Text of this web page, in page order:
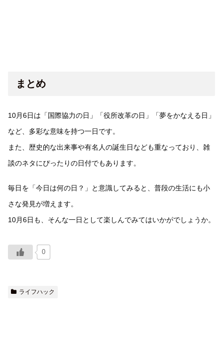
まとめ
10月6日は「国際協力の日」「役所改革の日」「夢をかなえる日」
など、多彩な意味を持つ一日です。
また、歴史的な出来事や有名人の誕生日なども重なっており、雑
談のネタにぴったりの日付でもあります。
毎日を「今日は何の日？」と意識してみると、普段の生活にも小
さな発見が増えます。
10月6日も、そんな一日として楽しんでみてはいかがでしょうか。
0
ライフハック